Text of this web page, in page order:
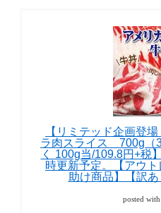
【リミテッド企画登
ラ肉スライス 700g（
く 100g当/109.8円+税
時更新予定。【アウ
助け商品】【訳
posted with